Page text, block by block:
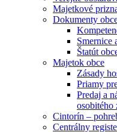
Majetkové
Dokumenty
Smernice
Štatút
Majetok obce
Zásady
Priamy
Predaj a
osobitého
Cintorín –
Centrálny